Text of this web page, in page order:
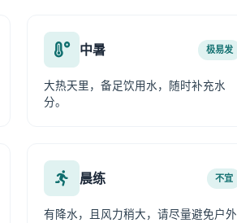
中暑 极易发
大热天里，备足饮用水，随时补充水
分。
晨练 不宜
有降水，且风力稍大，请尽量避免户外